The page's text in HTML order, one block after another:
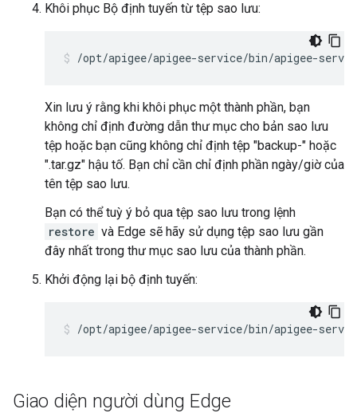
Khôi phục Bộ định tuyến từ tệp sao lưu:
/opt/apigee/apigee-service/bin/apigee-
Xin lưu ý rằng khi khôi phục một thành phần, bạn
không chỉ định đường dẫn thư mục cho bản sao lưu
tệp hoặc bạn cũng không chỉ định tệp "backup-" hoặc
".tar.gz" hậu tố. Bạn chỉ cần chỉ định phần ngày/giờ của
tên tệp sao lưu.
Bạn có thể tuỳ ý bỏ qua tệp sao lưu trong lệnh
restore và Edge sẽ hãy sử dụng tệp sao lưu gần
đây nhất trong thư mục sao lưu của thành phần.
Khởi động lại bộ định tuyến:
/opt/apigee/apigee-service/bin/apigee-
Giao diện người dùng Edge